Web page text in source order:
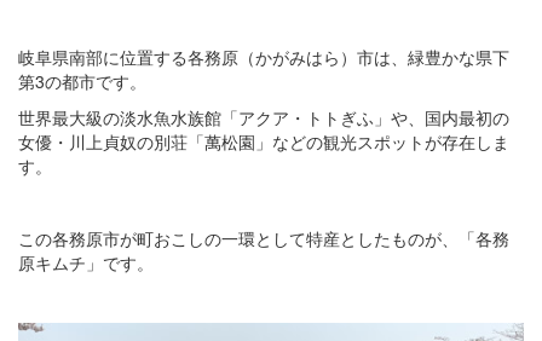
岐阜県南部に位置する各務原（かがみはら）市は、緑豊かな県下
第3の都市です。
世界最大級の淡水魚水族館「アクア・トトぎふ」や、国内最初の
女優・川上貞奴の別荘「萬松園」などの観光スポットが存在しま
す。
この各務原市が町おこしの一環として特産としたものが、「各務
原キムチ」です。